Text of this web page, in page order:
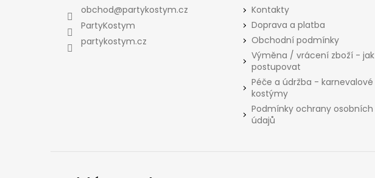
obchod@partykostym.cz
PartyKostym
partykostym.cz
Kontakty
Doprava a platba
Obchodní podmínky
Výměna / vrácení zboží - jak
postupovat
Péče a údržba - karnevalové
kostýmy
Podmínky ochrany osobních
údajů